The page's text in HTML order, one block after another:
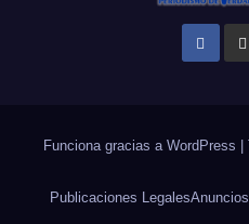
Funciona gracias a WordPress
Publicaciones Legales